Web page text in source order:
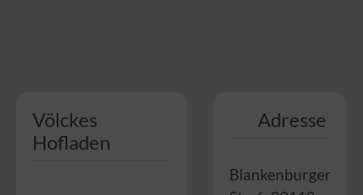
Völckes
Hofladen
Adresse
Blankenburger